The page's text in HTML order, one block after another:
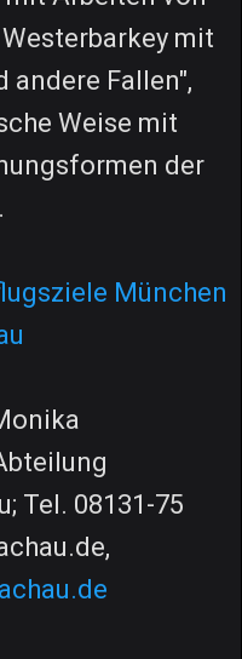
mit
andere Fallen",
Weise mit
der
München
Tel. 08131-75